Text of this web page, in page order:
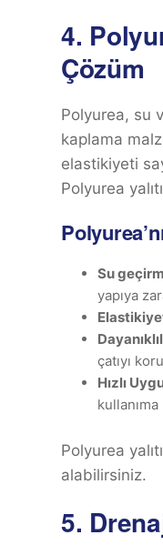
4.
Çözüm
Polyurea, su
kaplama
elastikiyeti
Polyurea
Su
yapıya
çatıyı
Hızlı
Polyurea
alabilirsiniz.
5.